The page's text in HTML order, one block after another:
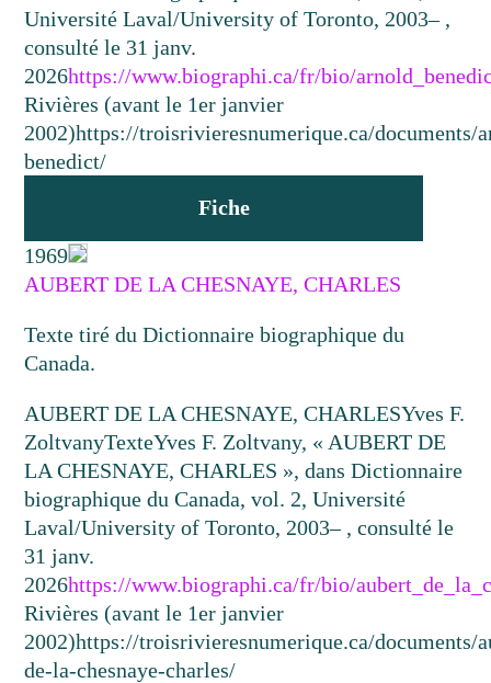
Université Laval/University of Toronto, 2003– ,
consulté le 31 janv.
2026https://www.biographi.ca/fr/bio/
Rivières (avant le 1er janvier
2002)https://troisrivieresnumerique.ca/documents/
benedict/
Fiche
1969
AUBERT DE LA CHESNAYE, CHARLES
Texte tiré du Dictionnaire biographique du
Canada.
AUBERT DE LA CHESNAYE, CHARLESYves F.
ZoltvanyTexteYves F. Zoltvany, « AUBERT DE
LA CHESNAYE, CHARLES », dans Dictionnaire
biographique du Canada, vol. 2, Université
Laval/University of Toronto, 2003– , consulté le
31 janv.
2026https://www.biographi.ca/fr/bio/
Rivières (avant le 1er janvier
2002)https://troisrivieresnumerique.ca/documents/
de-la-chesnaye-charles/